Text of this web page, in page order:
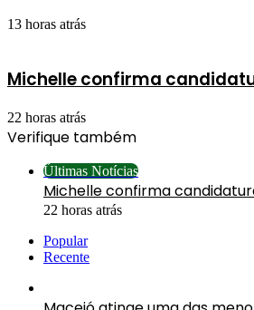
13 horas atrás
Michelle confirma
22 horas atrás
Verifique também
Últimas Notícias
Michelle confirma
22 horas atrás
Popular
Recente